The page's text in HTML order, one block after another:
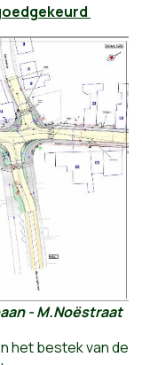
- M.Noëstraat
het bestek van de